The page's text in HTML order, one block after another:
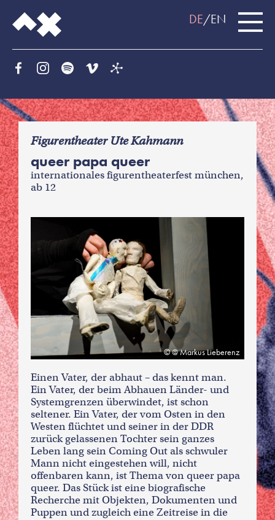
DE EN
f
Figurentheater Ute Kahmann
queer papa queer
internationales figurentheaterfest münchen,
ab 12
@ Markus Lieberenz
Einen Vater, der abhaut – das kennt man.
Ein Vater, der beim Abhauen Länder- und
Systemgrenzen überwindet, ist schon
seltener. Ein Vater, der vom Osten in den
Westen flüchtet und seiner in der DDR
zurück gelassenen Tochter sein ganzes
Leben lang sein Coming Out als schwuler
Mann nicht eingestehen will, nicht
offenbaren kann, ist Thema von queer papa
queer. Das Stück ist eine biografische
Recherche mit Objekten, Dokumenten und
Puppen und zugleich eine Zeitreise in die